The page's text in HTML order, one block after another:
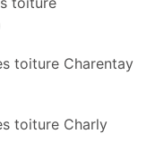
toiture Charentay
toiture Charly